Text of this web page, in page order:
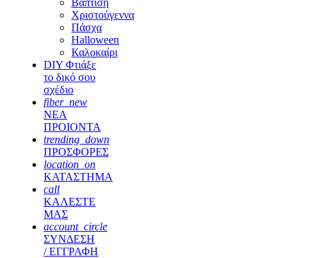
Βάπτιση
Χριστούγεννα
Πάσχα
Halloween
Καλοκαίρι
DIY Φτιάξε
το δικό σου
σχέδιο
fiber_new
ΝΕΑ
ΠΡΟΙΟΝΤΑ
trending_down
ΠΡΟΣΦΟΡΕΣ
location_on
ΚΑΤΑΣΤΗΜΑ
call
ΚΑΛΕΣΤΕ
ΜΑΣ
account_circle
ΣΥΝΔΕΣΗ
/ ΕΓΓΡΑΦΗ